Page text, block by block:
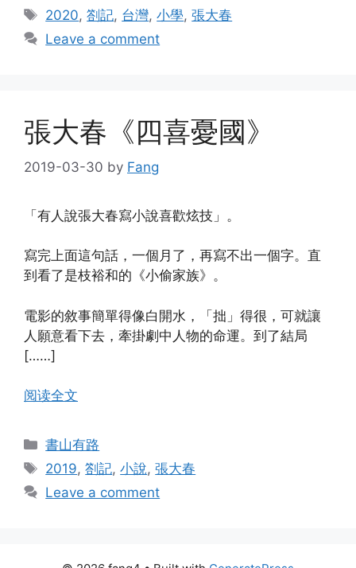
Tags
2020,劄記, 台灣,小學,張大春
Leave a comment
張大春《四喜憂國》
2019-03-30 by Fang
「有人說張大春寫小說喜歡炫技」。
寫完上面這句話，一個月了，再寫不出一個字。直
到看了是枝裕和的《小偷家族》。
電影的敘事簡單得像白開水，「拙」得很，可就讓
人願意看下去，牽掛劇中人物的命運。到了結局
[……]
阅读全文
Categories
書山有路
Tags
2019,劄記,小說,張大春
Leave a comment